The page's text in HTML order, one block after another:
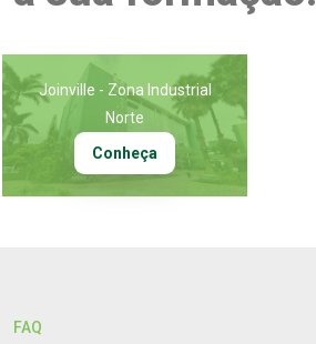
Joinville - Zona Industrial
Norte
Conheça
FAQ